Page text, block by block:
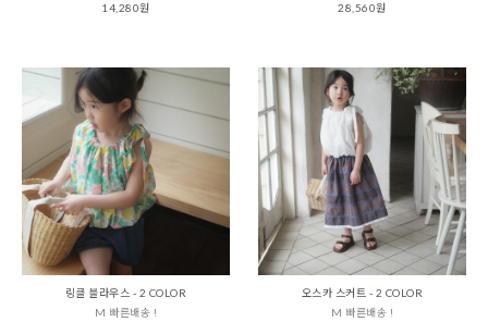
14,280원
28,560원
링클 블라우스 - 2 COLOR
M 빠른배송 !
오스카 스커트 - 2 COLOR
M 빠른배송 !